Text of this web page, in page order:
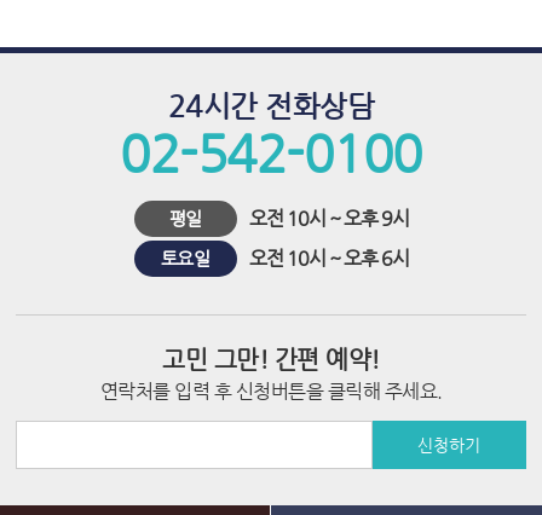
24시간 전화상담
02-542-0100
평일 오전 10시 ~ 오후 9시
토요일 오전 10시 ~ 오후 6시
고민 그만! 간편 예약!
연락처를 입력 후 신청버튼을 클릭해 주세요.
신청하기